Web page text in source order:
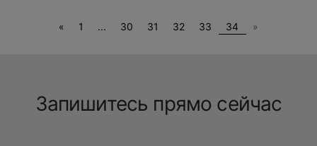
« Previous
1 ... 30 31 32 33 34 »
Запишитесь прямо сейчас